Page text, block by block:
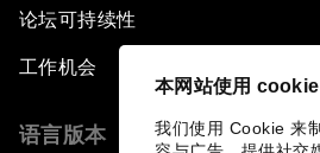
本网站使用 cookie
我们使用 Cookie 来
论坛可持续性
工作机会
语言版本